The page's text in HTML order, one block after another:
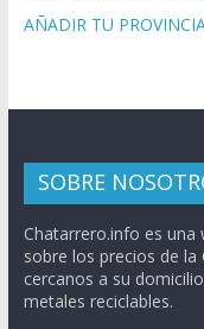
AÑADIR TU
SOBRE
Chatarrero.info es
sobre los precios de
cercanos a su
metales reciclables.